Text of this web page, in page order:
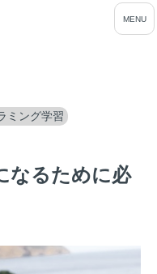
ミング学習
なるために必